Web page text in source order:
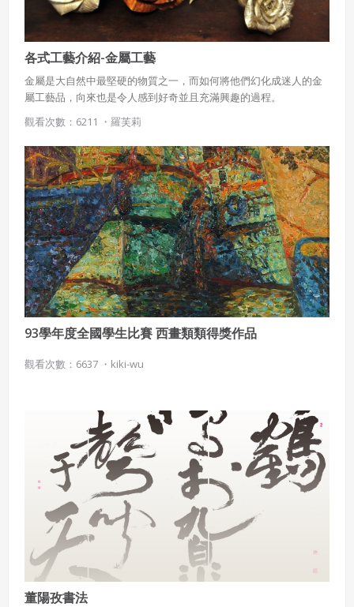
各式工藝介紹-金屬工藝
金屬是大自然中最堅硬的物質之一，而如何將他們幻化成迷人的金
屬工藝品，向來也是令人感到好奇並且充滿興趣的過程。
觀看次數：6211 ・ 羅芙莉
93學年度全國學生比賽 西畫類類得獎作品
觀看次數：6637 ・ kiki-wu
董陽孜書法